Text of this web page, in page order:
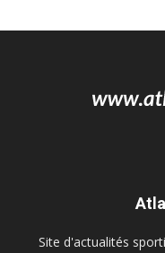
Site d'actualités